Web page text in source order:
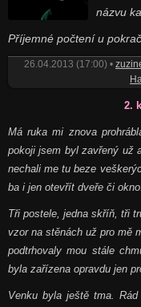
názvu
Příjemné počtení u
26.04.2013 (17:00) •
2.
Má ruka mi znova
pokoji jsem byl zavřený už
nechali me tu beze
ba i jen otevřít dveře či okno.
Tři postele, jedna skříň, tři
vzor na stěnách už pro mě
podtrhovaly mou stále
byla zařízena opravdu jen
Venku byla ještě tma.